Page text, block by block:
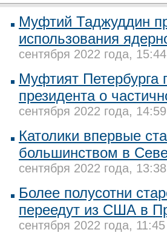
Муфтий Таджуддин
использования
сентября 2022 года, 15:44
Муфтият
президента о
сентября 2022 года, 14:59
Католики впервые
большинством в
сентября 2022 года, 13:38
Более полусотни
переедут из США в
сентября 2022 года, 11:45